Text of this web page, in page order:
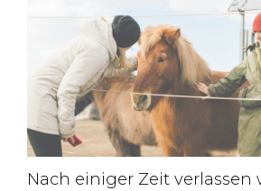
Nach einiger Zeit verlassen